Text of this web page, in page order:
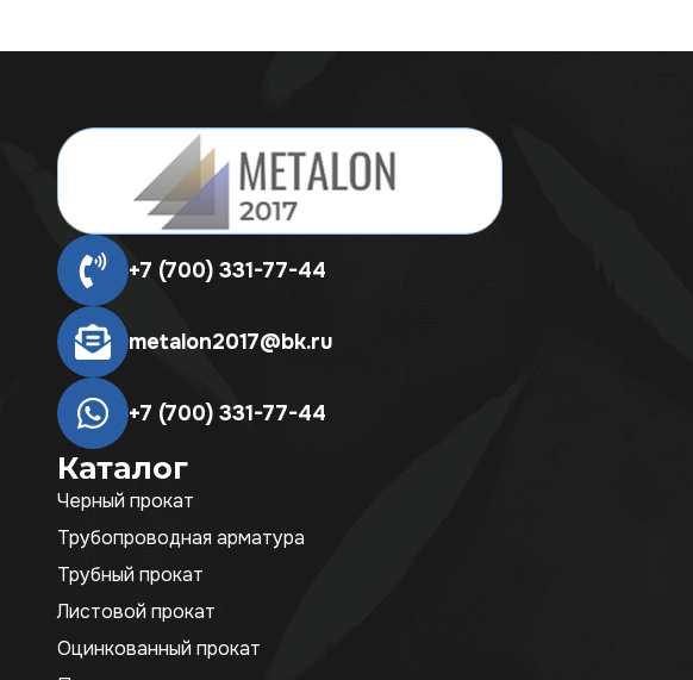
+7 (700) 331-77-44
metalon2017@bk.ru
+7 (700) 331-77-44
Каталог
Черный прокат
Трубопроводная арматура
Трубный прокат
Листовой прокат
Оцинкованный прокат